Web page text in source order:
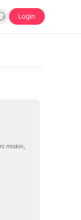
Login
miskin,